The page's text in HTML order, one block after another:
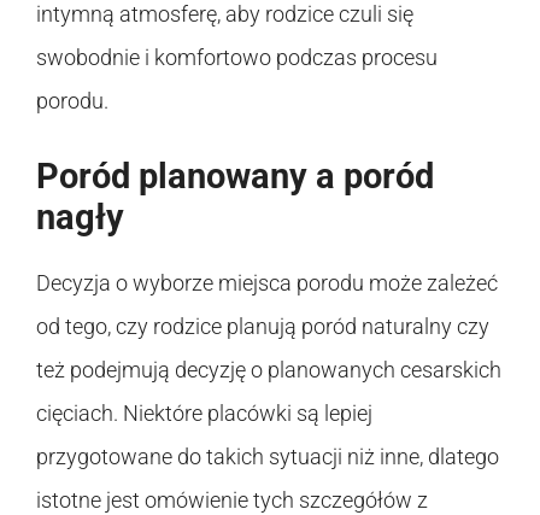
intymną atmosferę, aby rodzice czuli się
swobodnie i komfortowo podczas procesu
porodu.
Poród planowany a poród
nagły
Decyzja o wyborze miejsca porodu może zależeć
od tego, czy rodzice planują poród naturalny czy
też podejmują decyzję o planowanych cesarskich
cięciach. Niektóre placówki są lepiej
przygotowane do takich sytuacji niż inne, dlatego
istotne jest omówienie tych szczegółów z